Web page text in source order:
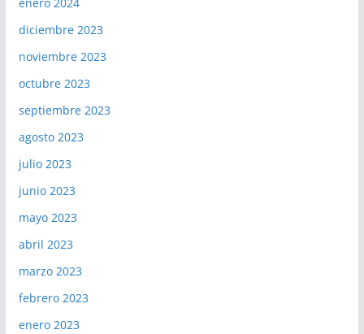
diciembre 2023
noviembre 2023
octubre 2023
septiembre 2023
agosto 2023
julio 2023
junio 2023
mayo 2023
abril 2023
marzo 2023
febrero 2023
enero 2023